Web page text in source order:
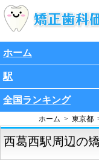
ホーム
駅
全国ランキング
ホーム 東京都
西葛西駅周辺の